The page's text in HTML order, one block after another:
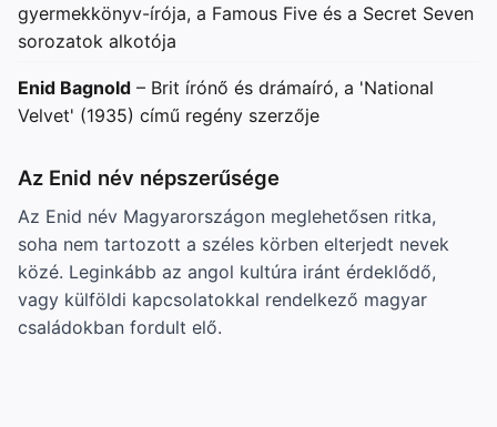
gyermekkönyv-írója, a Famous Five és a Secret Seven
sorozatok alkotója
Enid Bagnold – Brit írónő és drámaíró, a 'National
Velvet' (1935) című regény szerzője
Az Enid név népszerűsége
Az Enid név Magyarországon meglehetősen ritka,
soha nem tartozott a széles körben elterjedt nevek
közé. Leginkább az angol kultúra iránt érdeklődő,
vagy külföldi kapcsolatokkal rendelkező magyar
családokban fordult elő.